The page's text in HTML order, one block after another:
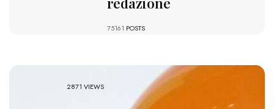
75161 POSTS
2871 VIEWS